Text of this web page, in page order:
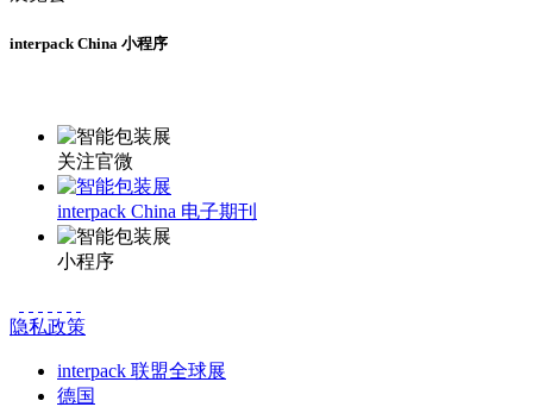
interpack China 小程序
关注官微
interpack China 电子期刊
小程序
隐私政策
interpack 联盟全球展
德国